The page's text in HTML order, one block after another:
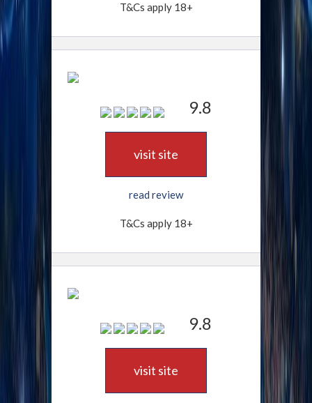
T&Cs apply 18+
9.8
visit site
read review
T&Cs apply 18+
9.8
visit site